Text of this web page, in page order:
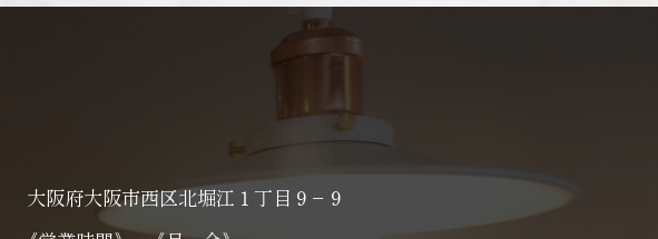
大阪府大阪市西区北堀江１丁目９−９